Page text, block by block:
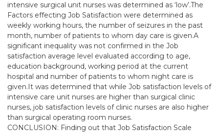
intensive surgical unit nurses was determined as ‘low’.The
Factors effecting Job Satisfaction were determined as
weekly working hours, the number of seizures in the past
month, number of patients to whom day care is given.A
significant inequality was not confirmed in the Job
satisfaction average level evaluated according to age,
education background, working period at the current
hospital and number of patients to whom night care is
given.It was determined that while Job satisfaction levels of
intensive care unit nurses are higher than surgical clinic
nurses, job satisfaction levels of clinic nurses are also higher
than surgical operating room nurses.
CONCLUSION: Finding out that Job Satisfaction Scale